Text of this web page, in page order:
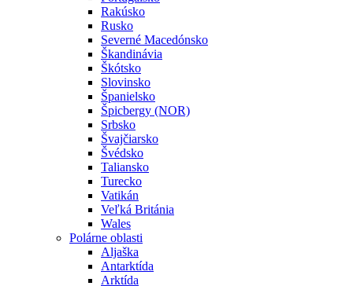
Rakúsko
Rusko
Severné Macedónsko
Škandinávia
Škótsko
Slovinsko
Španielsko
Špicbergy (NOR)
Srbsko
Švajčiarsko
Švédsko
Taliansko
Turecko
Vatikán
Veľká Británia
Wales
Polárne oblasti
Aljaška
Antarktída
Arktída